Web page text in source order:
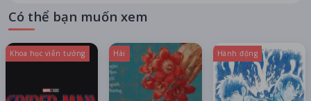
Có thể bạn muốn xem
Khoa học viễn tưởng Hài Hành động